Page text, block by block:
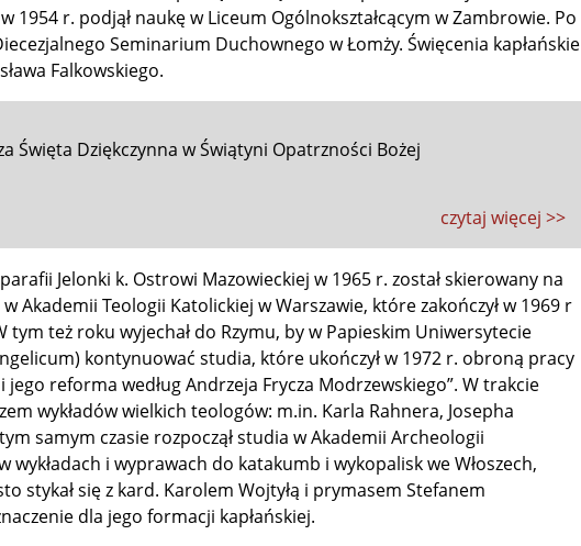
1954 r. podjął naukę w Liceum Ogólnokształcącym w Zambrowie. Po
Seminarium Duchownego w Łomży. Święcenia kapłańskie
Falkowskiego.
Święta Dziękczynna w Świątyni Opatrzności Bożej
czytaj więcej >>
Jelonki k. Ostrowi Mazowieckiej w 1965 r. został skierowany na
Akademii Teologii Katolickiej w Warszawie, które zakończył w 1969 r
tym też roku wyjechał do Rzymu, by w Papieskim Uniwersytecie
kontynuować studia, które ukończył w 1972 r. obroną pracy
jego reforma według Andrzeja Frycza Modrzewskiego”. W trakcie
wykładów wielkich teologów: m.in. Karla Rahnera, Josepha
samym czasie rozpoczął studia w Akademii Archeologii
wykładach i wyprawach do katakumb i wykopalisk we Włoszech,
stykał się z kard. Karolem Wojtyłą i prymasem Stefanem
dla jego formacji kapłańskiej.